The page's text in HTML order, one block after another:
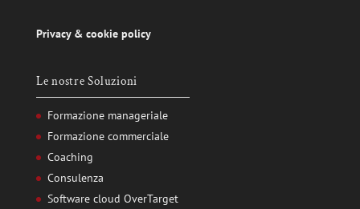
Privacy& cookie policy
Le nostre Soluzioni
Formazione manageriale
Formazione commerciale
Coaching
Consulenza
Software cloud OverTarget